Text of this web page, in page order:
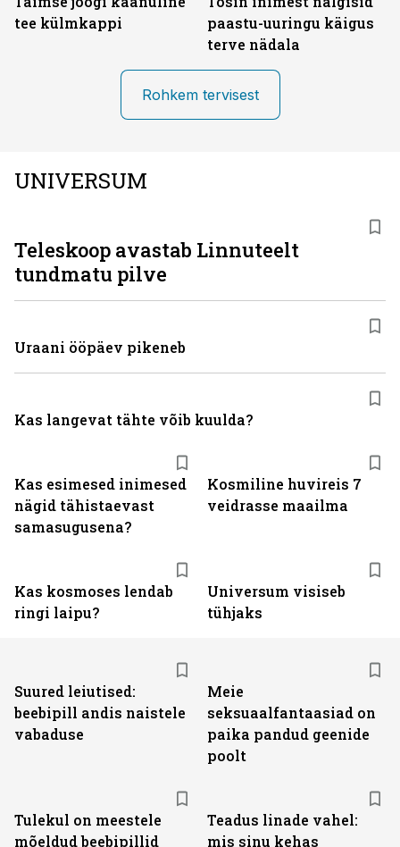
tee külmkappi
paastu-uuringu käigus
terve nädala
Rohkem tervisest
UNIVERSUM
Kas esimesed inimesed
nägid tähistaevast
samasugusena?
Kosmiline huvireis 7
veidrasse maailma
Kas kosmoses lendab
ringi laipu?
Universum visiseb
tühjaks
Teleskoop avastab Linnuteelt
tundmatu pilve
Uraani ööpäev pikeneb
Kas langevat tähte võib kuulda?
Suured leiutised:
beebipill andis naistele
vabaduse
Meie
seksuaalfantaasiad on
paika pandud geenide
poolt
Tulekul on meestele
mõeldud beebipillid
Teadus linade vahel:
mis sinu kehas